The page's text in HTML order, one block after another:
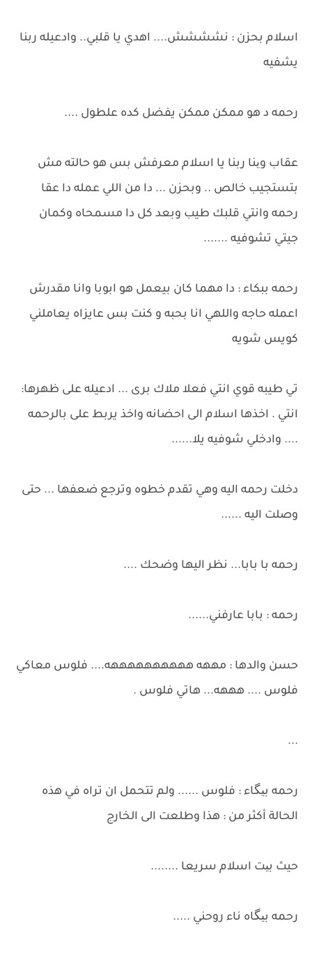
اسلام بحزن : نشششش.... اهدي يا قلبي.. وادعيله ربنا
يشفيه
رحمه د هو ممكن ممكن يفضل كده علطول ....
عقاب وینا ربنا يا اسلام معرفش بس هو حالته مش
بتستجيب خالص .. وبحزن ... دا من اللي عمله دا عقا
رحمه وانتي قلبك طيب وبعد كل دا مسمحاه وكمان
جيتي تشوفيه .......
رحمه ببكاء : دا مهما كان بيعمل هو ابوبا وانا مقدرش
اعمله حاجه واللهي انا بحبه و كنت بس عايزاه يعاملني
كويس شويه
تي طيبه قوي انتي فعلا ملاك برى ... ادعيله على ظهرها:
انتي . اخذها اسلام الى احضانه واخذ يربط على بالرحمه
.... وادخلي شوفيه يلا......
دخلت رحمه اليه وهي تقدم خطوه وترجع ضعفها ... حتى
وصلت اليه ......
رحمه با بابا... نظر اليها وضحك ....
رحمه : بابا عارفني......
حسن والدها : مههه ههههههههههه.... فلوس معاكي
فلوس .... هههه... هاتي فلوس .
...
رحمه بیگاء : فلوس ...... ولم تتحمل ان تراه في هذه
الحالة أكثر من : هذا وطلعت الى الخارج
حيث بیت اسلام سريعا ........
رحمه بیگاه ناء روحني .....